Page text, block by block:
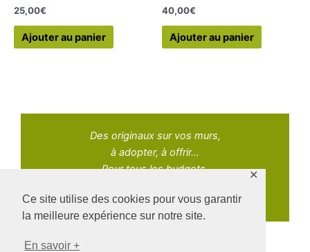
Ce site utilise des cookies pour vous garantir
la meilleure expérience sur notre site.
En savoir +
✕
25,00€
Ajouter au panier
40,00€
Ajouter au panier
Des originaux sur vos murs,
à adopter, à offrir...
Pour tous les budgets.